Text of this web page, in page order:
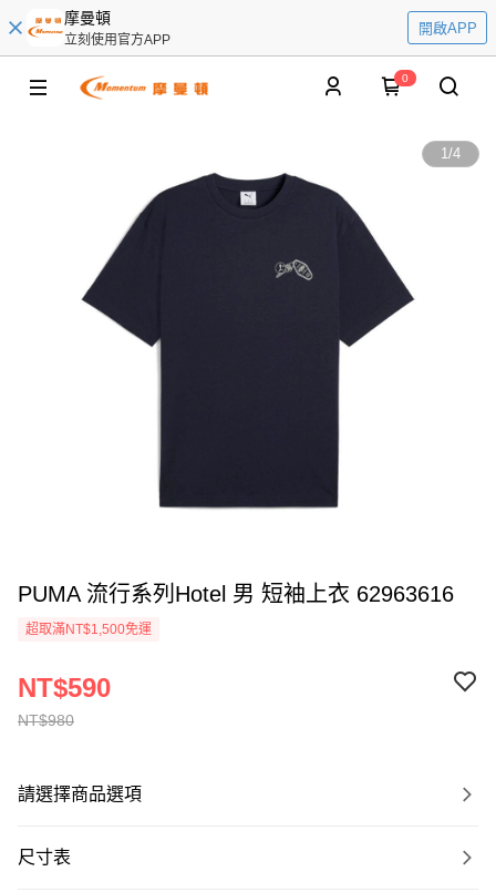
摩曼頓
立刻使用官方APP
開啟APP
0
1/4
PUMA 流行系列Hotel 男 短袖上衣 62963616
超取滿NT$1,500免運
NT$980
NT$590
請選擇商品選項
尺寸表